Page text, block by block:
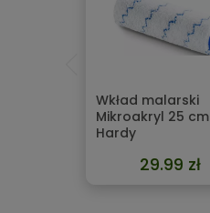
Wkład malarski
Mikroakryl 25 cm
Hardy
29.99 zł